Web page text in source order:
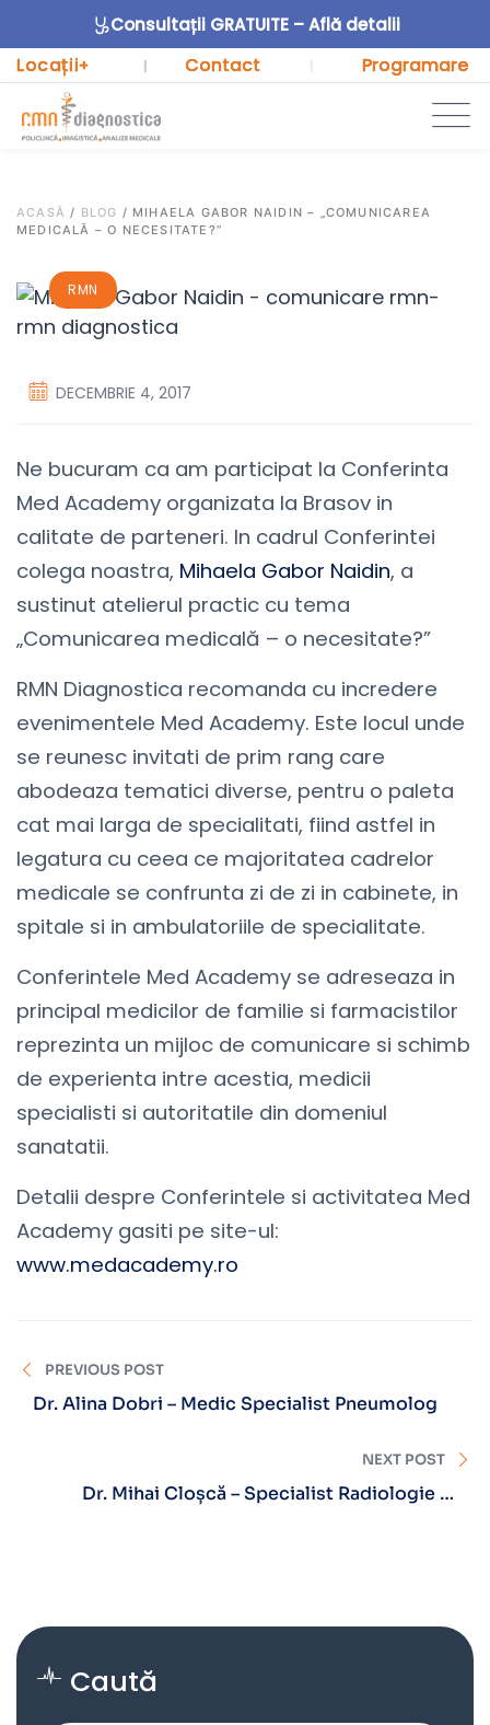
Consultații GRATUITE – Află detalii
Locații+ | Contact Programare
ACASĂ / BLOG / MIHAELA GABOR NAIDIN – „COMUNICAREA
MEDICALĂ – O NECESITATE?”
RMN
DECEMBRIE 4, 2017
Ne bucuram ca am participat la Conferinta
Med Academy organizata la Brasov in
calitate de parteneri. In cadrul Conferintei
colega noastra, Mihaela Gabor Naidin, a
sustinut atelierul practic cu tema
„Comunicarea medicală – o necesitate?”
RMN Diagnostica recomanda cu incredere
evenimentele Med Academy. Este locul unde
se reunesc invitati de prim rang care
abodeaza tematici diverse, pentru o paleta
cat mai larga de specialitati, fiind astfel in
legatura cu ceea ce majoritatea cadrelor
medicale se confrunta zi de zi in cabinete, in
spitale si in ambulatoriile de specialitate.
Conferintele Med Academy se adreseaza in
principal medicilor de familie si farmacistilor
reprezinta un mijloc de comunicare si schimb
de experienta intre acestia, medicii
specialisti si autoritatile din domeniul
sanatatii.
Detalii despre Conferintele si activitatea Med
Academy gasiti pe site-ul:
www.medacademy.ro
PREVIOUS POST
Dr. Alina Dobri – Medic Specialist Pneumolog
NEXT POST
Dr. Mihai Cloșcă – Specialist Radiologie Și
Caută